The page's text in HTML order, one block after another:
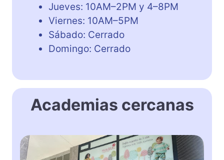
Jueves: 10AM–2PM y 4–8PM
Viernes: 10AM–5PM
Sábado: Cerrado
Domingo: Cerrado
Academias cercanas
K
i